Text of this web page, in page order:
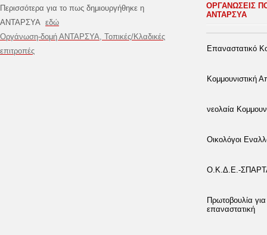
Περισσότερα για το πως δημιουργήθηκε η
ΑΝΤΑΡΣΥΑ εδώ
Οργάνωση-δομή ΑΝΤΑΡΣΥΑ, Τοπικές/Κλαδικές
επιτροπές
ΟΡΓΑΝΩΣΕΙΣ
ΑΝΤΑΡΣΥΑ
Επαναστατικό
Κομμουνιστική
νεολαία
Οικολόγοι
Ο.Κ.Δ.Ε.-
Πρωτοβουλία
επαναστατική